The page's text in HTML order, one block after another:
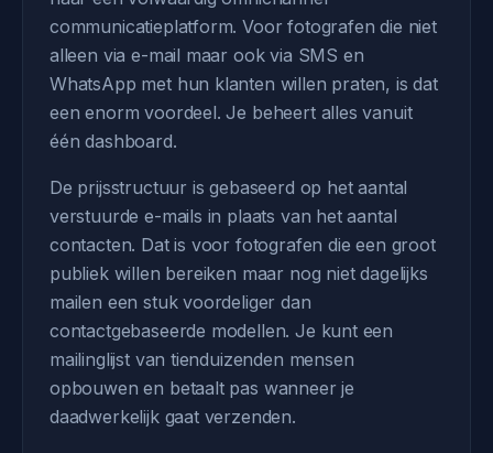
communicatieplatform. Voor fotografen die niet
alleen via e-mail maar ook via SMS en
WhatsApp met hun klanten willen praten, is dat
een enorm voordeel. Je beheert alles vanuit
één dashboard.
De prijsstructuur is gebaseerd op het aantal
verstuurde e-mails in plaats van het aantal
contacten. Dat is voor fotografen die een groot
publiek willen bereiken maar nog niet dagelijks
mailen een stuk voordeliger dan
contactgebaseerde modellen. Je kunt een
mailinglijst van tienduizenden mensen
opbouwen en betaalt pas wanneer je
daadwerkelijk gaat verzenden.